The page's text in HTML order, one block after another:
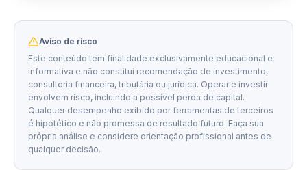
Aviso de risco
Este conteúdo tem finalidade exclusivamente educacional e
informativa e não constitui recomendação de investimento,
consultoria financeira, tributária ou jurídica. Operar e investir
envolvem risco, incluindo a possível perda de capital.
Qualquer desempenho exibido por ferramentas de terceiros
é hipotético e não promessa de resultado futuro. Faça sua
própria análise e considere orientação profissional antes de
qualquer decisão.